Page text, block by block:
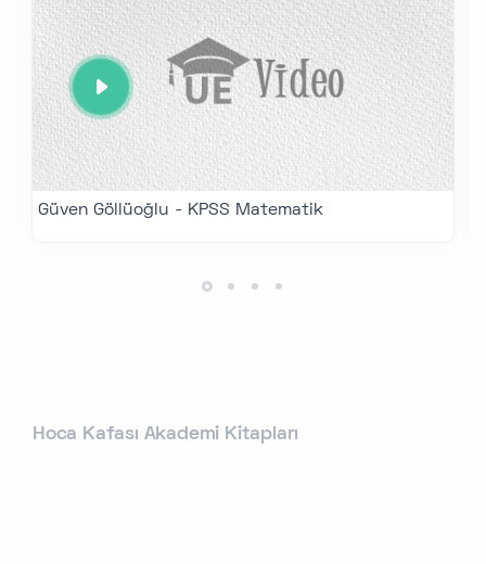
Güven Göllüoğlu - KPSS Matematik
Hoca Kafası Akademi Kitapları